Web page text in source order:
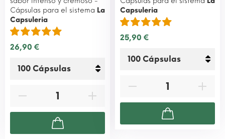
Cápsulas para el sistema La
Capsuleria
26,90 €
Capsuleria
25,90 €